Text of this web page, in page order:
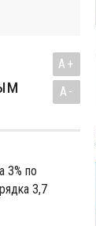
A+
A-
3% по
3,7